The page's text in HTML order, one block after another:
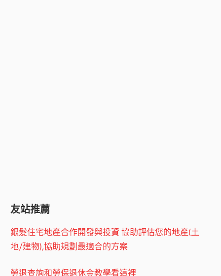
友站推薦
銀髮住宅地產合作開發與投資 協助評估您的地產(土
地/建物),協助規劃最適合的方案
勞退查詢和勞保退休金教學看這裡